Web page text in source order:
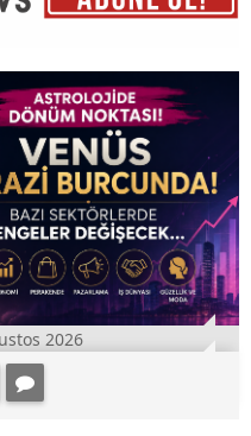
2026